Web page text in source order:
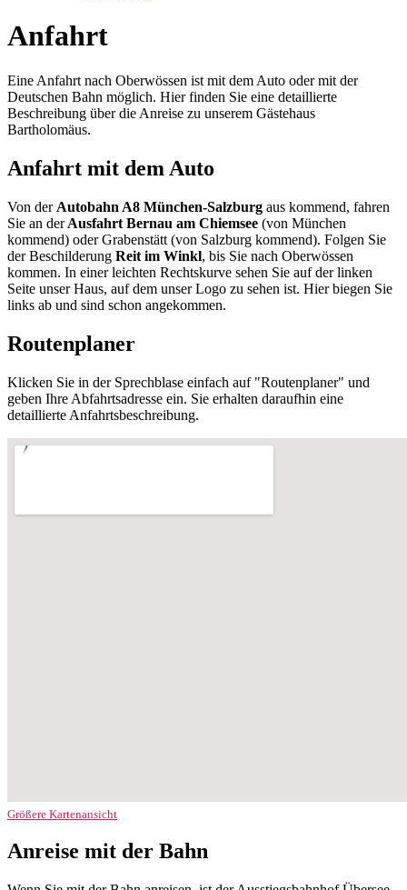
Anfahrt
Eine Anfahrt nach Oberwössen ist mit dem Auto oder mit der
Deutschen Bahn möglich. Hier finden Sie eine detaillierte
Beschreibung über die Anreise zu unserem Gästehaus
Bartholomäus.
Anfahrt mit dem Auto
Von der Autobahn A8 München-Salzburg aus kommend, fahren
Sie an derAusfahrt Bernau am Chiemsee (von München
kommend) oder Grabenstätt (von Salzburg kommend). Folgen Sie
der Beschilderung Reit im Winkl, bis Sie nach Oberwössen
kommen. In einer leichten Rechtskurve sehen Sie auf der linken
Seite unser Haus, auf dem unser Logo zu sehen ist. Hier biegen Sie
links ab und sind schon angekommen.
Routenplaner
Klicken Sie in der Sprechblase einfach auf "Routenplaner" und
geben Ihre Abfahrtsadresse ein. Sie erhalten daraufhin eine
detaillierte Anfahrtsbeschreibung.
Größere Kartenansicht
Anreise mit der Bahn